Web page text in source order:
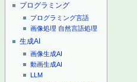
プログラミング
プログラミング言語
画像処理 自然言語処理
生成AI
画像生成AI
動画生成AI
LLM